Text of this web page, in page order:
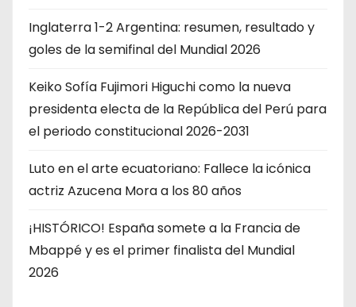
Inglaterra 1-2 Argentina: resumen, resultado y
goles de la semifinal del Mundial 2026
Keiko Sofía Fujimori Higuchi como la nueva
presidenta electa de la República del Perú para
el periodo constitucional 2026-2031
Luto en el arte ecuatoriano: Fallece la icónica
actriz Azucena Mora a los 80 años
¡HISTÓRICO! España somete a la Francia de
Mbappé y es el primer finalista del Mundial
2026